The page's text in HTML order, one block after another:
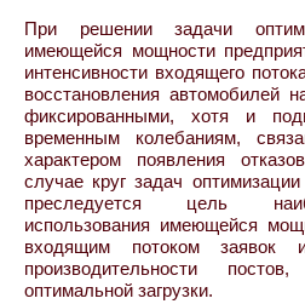
При решении задачи
имеющейся мощности
интенсивности входящего
восстановления автомобилей
фиксированными, хотя и
временным колебаниям,
характером появления
случае круг задач
преследуется цель
использования имеющейся
входящим потоком заявок
производительности
оптимальной загрузки.